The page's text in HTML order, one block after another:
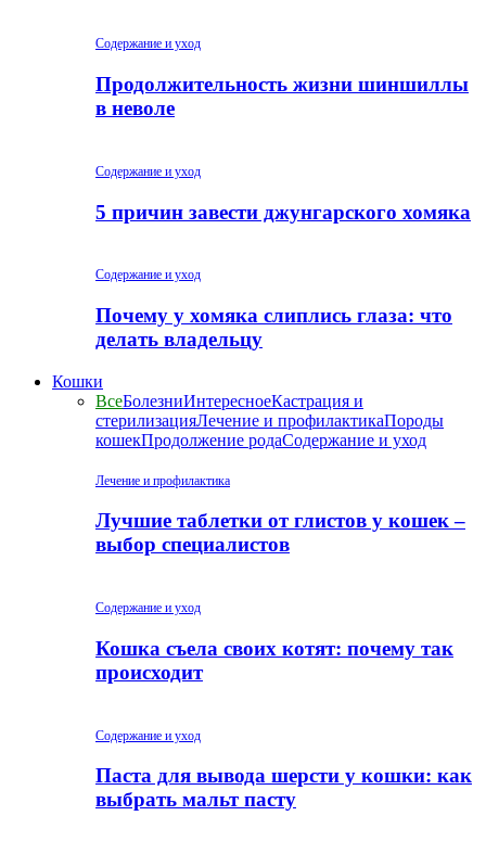
Содержание и уход
Продолжительность жизни шиншиллы
в неволе
Содержание и уход
5 причин завести джунгарского хомяка
Содержание и уход
Почему у хомяка слиплись глаза: что
делать владельцу
Кошки
ВсеБолезниИнтересноеКастрация и
стерилизацияЛечение и профилактикаПороды
кошекПродолжение родаСодержание и уход
Лечение и профилактика
Лучшие таблетки от глистов у кошек –
выбор специалистов
Содержание и уход
Кошка съела своих котят: почему так
происходит
Содержание и уход
Паста для вывода шерсти у кошки: как
выбрать мальт пасту